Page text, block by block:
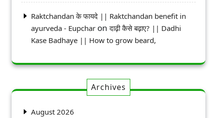
Raktchandan के फायदे || Raktchandan benefit in
ayurveda - Eupchar onदाढ़ी कैसे बढ़ाए? || Dadhi
Kase Badhaye || How to grow beard,
Archives
August 2026